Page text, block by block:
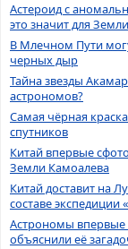
Астероид с
это значит для Земли
В Млечном Пути
черных дыр
Тайна звезды
астрономов?
Самая чёрная
спутников
Китай впервые
Земли Камоалева
Китай доставит на
составе экспедиции
Астрономы впервые
объяснили её